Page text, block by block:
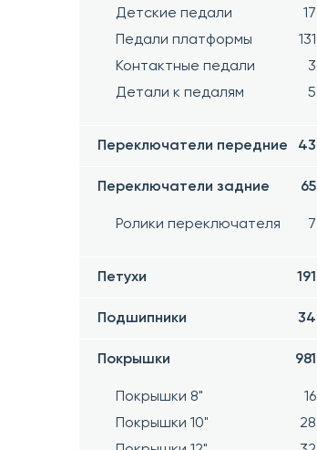
Детские педали
17
Педали платформы
131
Контактные педали
3
Детали к педалям
5
Переключатели передние 43
Переключатели задние 65
Ролики переключателя 7
Петухи 191
Подшипники 34
Покрышки 981
Покрышки 8"
16
Покрышки 10"
28